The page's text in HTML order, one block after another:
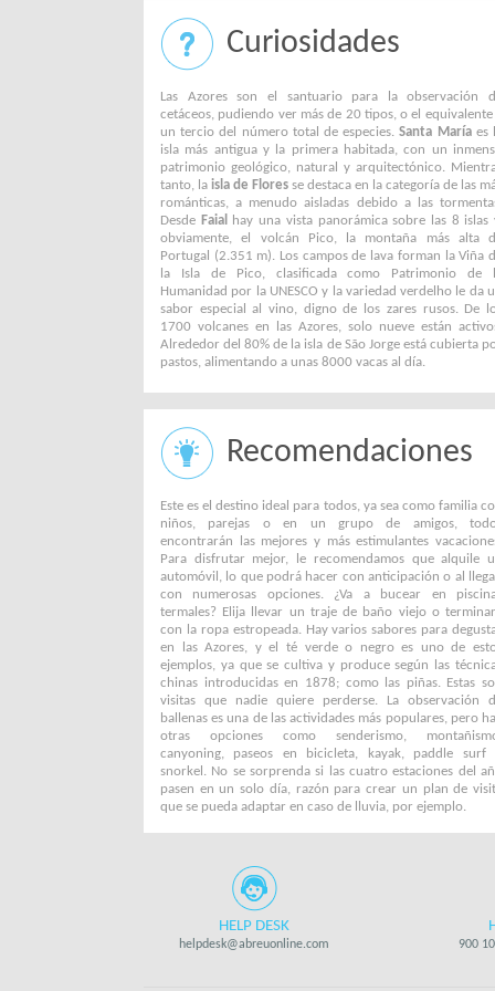
Curiosidades
Las Azores son el santuario para la observación
cetáceos, pudiendo ver más de 20 tipos, o el equivalente
un tercio del número total de especies.Santa Maríaes
isla más antigua y la primera habitada, con un
patrimonio geológico, natural y arquitectónico.
tanto, la isla de Flores se destaca en la categoría de las
románticas, a menudo aisladas debido a las
Desde Faial
hay una vista panorámica sobre las 8 islas
obviamente, el volcán Pico, la montaña más alta
Portugal (2.351 m). Los campos de lava forman la Viña
la Isla de Pico, clasificada como Patrimonio de
Humanidad por la UNESCO y la variedad verdelho le da
sabor especial al vino, digno de los zares rusos. De
1700 volcanes en las Azores, solo nueve están
Alrededor del 80% de la isla de São Jorge está cubierta
pastos, alimentando a unas 8000 vacas al día.
Recomendaciones
Este es el destino ideal para todos, ya sea como familia
niños, parejas o en un grupo de amigos,
encontrarán las mejores y más estimulantes
Para disfrutar mejor, le recomendamos que alquile
automóvil, lo que podrá hacer con anticipación o al
con numerosas opciones. ¿Va a bucear en
termales? Elija llevar un traje de baño viejo o
con la ropa estropeada. Hay varios sabores para
en las Azores, y el té verde o negro es uno de
ejemplos, ya que se cultiva y produce según las
chinas introducidas en 1878; como las piñas. Estas
visitas que nadie quiere perderse. La observación
ballenas es una de las actividades más populares, pero
otras opciones como senderismo,
canyoning, paseos en bicicleta, kayak, paddle surf
snorkel. No se sorprenda si las cuatro estaciones del
pasen en un solo día, razón para crear un plan de
que se pueda adaptar en caso de lluvia, por ejemplo.
HELP DESK
helpdesk@abreuonline.com 900